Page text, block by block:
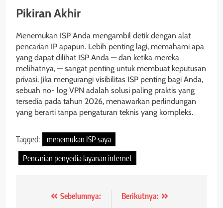
Pikiran Akhir
Menemukan ISP Anda mengambil detik dengan alat
pencarian IP apapun. Lebih penting lagi, memahami apa
yang dapat dilihat ISP Anda — dan ketika mereka
melihatnya, — sangat penting untuk membuat keputusan
privasi. Jika mengurangi visibilitas ISP penting bagi Anda,
sebuah no- log VPN adalah solusi paling praktis yang
tersedia pada tahun 2026, menawarkan perlindungan
yang berarti tanpa pengaturan teknis yang kompleks.
Tagged:
menemukan ISP saya
Pencarian penyedia layanan internet
NavigasiSebelumnya:
Berikutnya: